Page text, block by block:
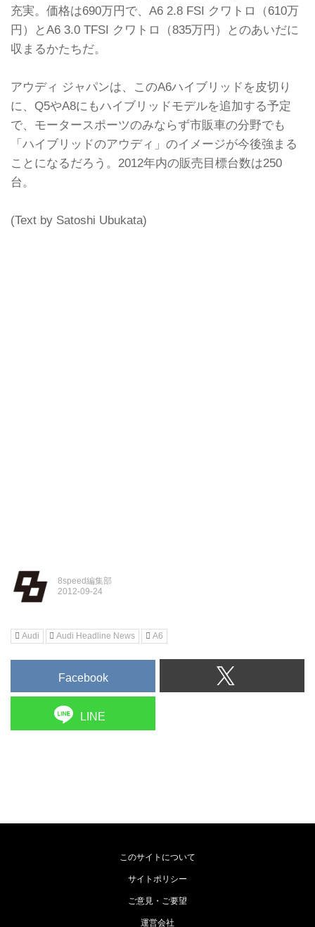
充実。価格は690万円で、A6 2.8 FSI クワトロ（610万
円）とA6 3.0 TFSI クワトロ（835万円）とのあいだに
収まるかたちだ。
アウディ ジャパンは、このA6ハイブリッドを皮切り
に、Q5やA8にもハイブリッドモデルを追加する予定
で、モータースポーツのみならず市販車の分野でも
「ハイブリッドのアウディ」のイメージが今後強まる
ことになるだろう。2012年内の販売目標台数は250
台。
(Text by Satoshi Ubukata)
8speed編集部
Audi Audi Headline News A6
Facebook
LINE
このサイトについて
サイトポリシー
ご意見・ご要望
運営会社